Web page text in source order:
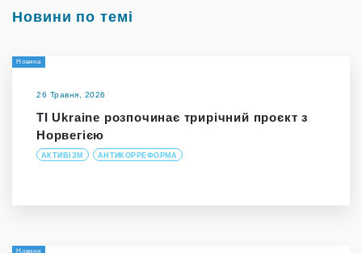
Новини по темі
Новина
26 Травня, 2026
TI Ukraine розпочинає трирічний проєкт з
Норвегією
АКТИВІЗМ АНТИКОРРЕФОРМА
Новини